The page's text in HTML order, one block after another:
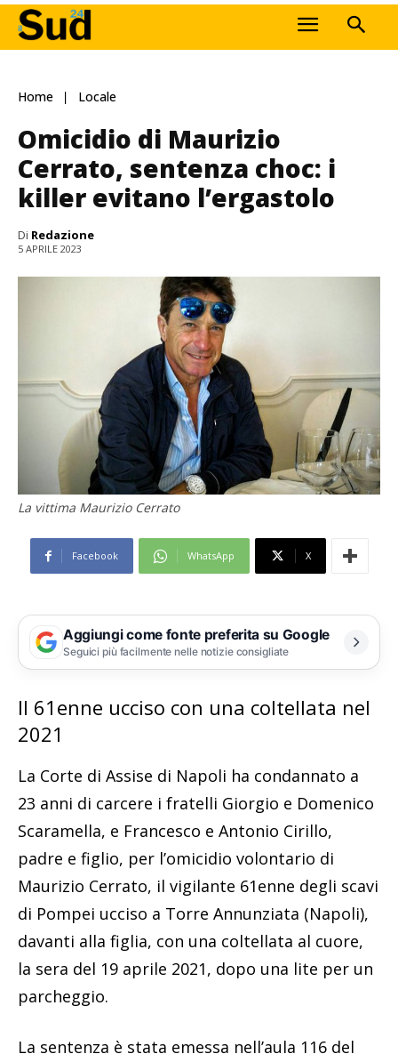
Home Locale
Omicidio di Maurizio
Cerrato, sentenza choc: i
killer evitano l’ergastolo
Di Redazione
5 APRILE 2023
La vittima Maurizio Cerrato
Facebook WhatsApp X
Aggiungi come fonte preferita su Google
Seguici più facilmente nelle notizie consigliate
Il 61enne ucciso con una coltellata nel
2021
La Corte di Assise di Napoli ha condannato a
23 anni di carcere i fratelli Giorgio e Domenico
Scaramella, e Francesco e Antonio Cirillo,
padre e figlio, per l’omicidio volontario di
Maurizio Cerrato, il vigilante 61enne degli scavi
di Pompei ucciso a Torre Annunziata (Napoli),
davanti alla figlia, con una coltellata al cuore,
la sera del 19 aprile 2021, dopo una lite per un
parcheggio.
La sentenza è stata emessa nell’aula 116 del